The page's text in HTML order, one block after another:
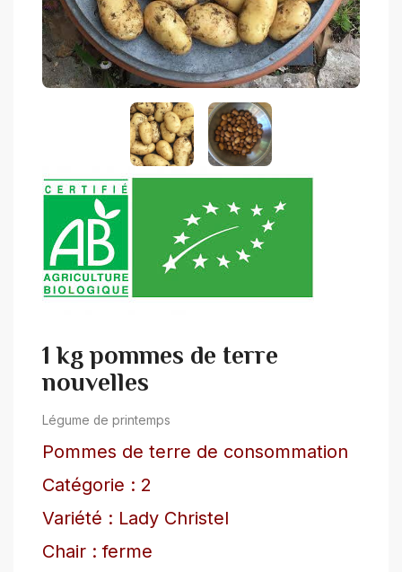
1 kg pommes de terre
nouvelles
Légume de printemps
Pommes de terre de consommation
Catégorie : 2
Variété : Lady Christel
Chair : ferme